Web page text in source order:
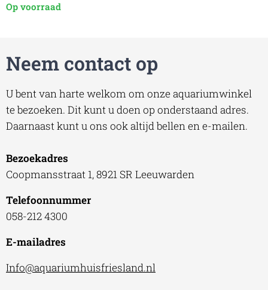
Op voorraad
Neem contact op
U bent van harte welkom om onze aquariumwinkel
te bezoeken. Dit kunt u doen op onderstaand adres.
Daarnaast kunt u ons ook altijd bellen en e-mailen.
Bezoekadres
Coopmansstraat 1, 8921 SR Leeuwarden
Telefoonnummer
058-212 4300
E-mailadres
Info@aquariumhuisfriesland.nl